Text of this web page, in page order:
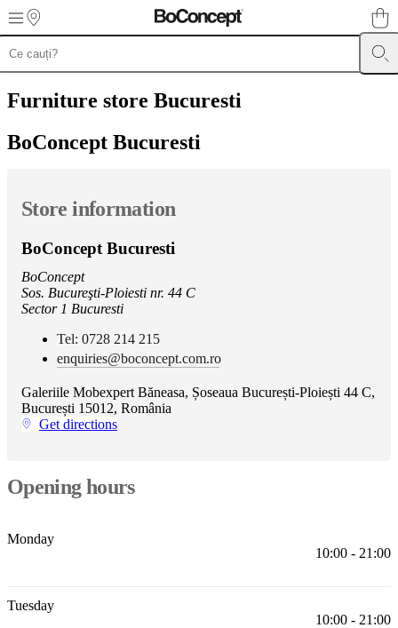
Skip to main content
collectionsTable
collectionsChair
collectionsBeds
Storage
and
Living
roomsDining
roomsBedrooms
spacesSmall
spacesHome
officesBoConcept
ChristensenInspirationCustomer
careAssembly
instructionsWarrantyLegalFree
Interior
free
samplesGăsește
Responsibility
QualityOur
Furniture store Bucuresti
BoConcept Bucuresti
Store information
BoConcept Bucuresti
BoConcept
Sos. Bucureşti-Ploiesti nr. 44 C
Sector 1 Bucuresti
Tel: 0728 214 215
enquiries@boconcept.com.ro
Galeriile Mobexpert Băneasa, Șoseaua București-Ploiești 44 C,
București 15012, România
Get directions
Opening hours
Monday
10:00 - 21:00
Tuesday
10:00 - 21:00